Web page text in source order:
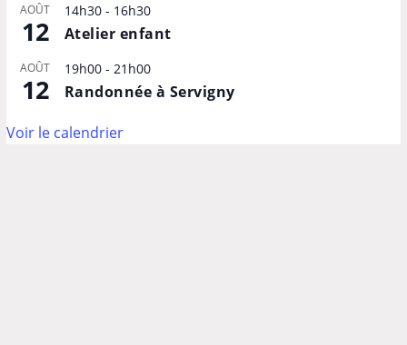
AOÛT
12
14h30- 16h30
Atelier enfant
AOÛT
12
19h00- 21h00
Randonnée à Servigny
Voir le calendrier